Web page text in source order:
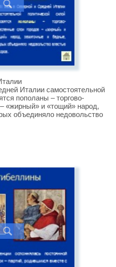
Италии самостоятельной
пополаны – торгово-
«жирный» и «тощий» народ,
объединяло недовольство